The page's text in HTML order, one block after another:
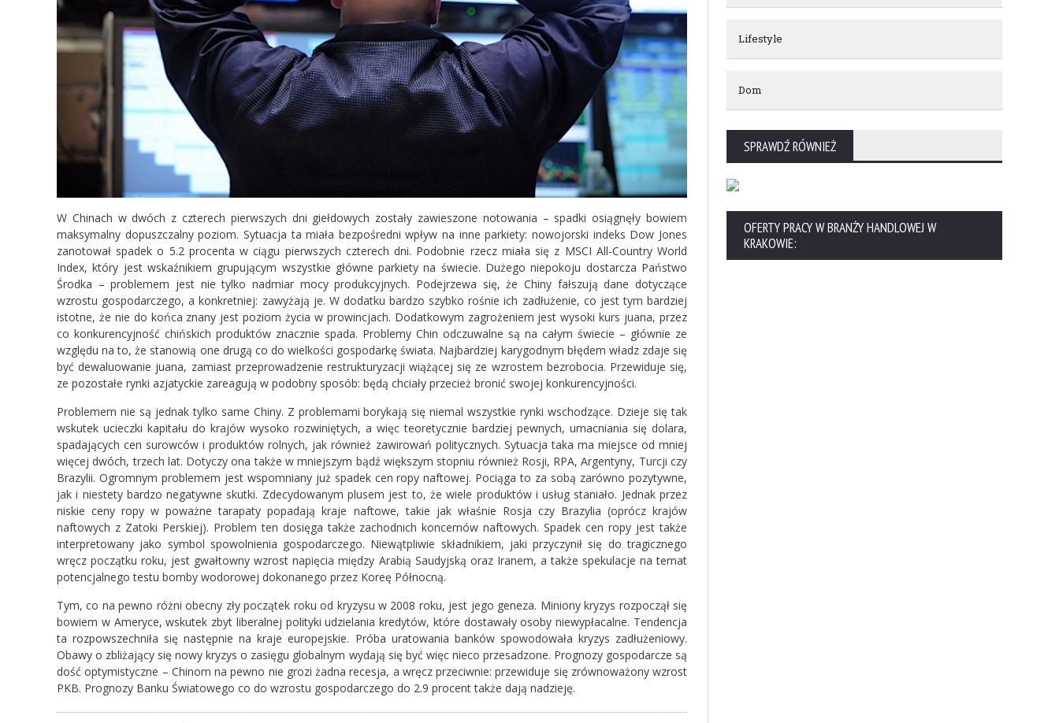
W Chinach w dwóch z czterech pierwszych dni giełdowych zostały zawieszone notowania – spadki osiągnęły bowiem
maksymalny dopuszczalny poziom. Sytuacja ta miała bezpośredni wpływ na inne parkiety: nowojorski indeks Dow Jones
zanotował spadek o 5.2 procenta w ciągu pierwszych czterech dni. Podobnie rzecz miała się z MSCI All-Country World
Index, który jest wskaźnikiem grupującym wszystkie główne parkiety na świecie. Dużego niepokoju dostarcza Państwo
Środka – problemem jest nie tylko nadmiar mocy produkcyjnych. Podejrzewa się, że Chiny fałszują dane dotyczące
wzrostu gospodarczego, a konkretniej: zawyżają je. W dodatku bardzo szybko rośnie ich zadłużenie, co jest tym bardziej
istotne, że nie do końca znany jest poziom życia w prowincjach. Dodatkowym zagrożeniem jest wysoki kurs juana, przez
co konkurencyjność chińskich produktów znacznie spada. Problemy Chin odczuwalne są na całym świecie – głównie ze
względu na to, że stanowią one drugą co do wielkości gospodarkę świata. Najbardziej karygodnym błędem władz zdaje się
być dewaluowanie juana, zamiast przeprowadzenie restrukturyzacji wiążącej się ze wzrostem bezrobocia. Przewiduje się,
ze pozostałe rynki azjatyckie zareagują w podobny sposób: będą chciały przecież bronić swojej konkurencyjności.
Problemem nie są jednak tylko same Chiny. Z problemami borykają się niemal wszystkie rynki wschodzące. Dzieje się tak
wskutek ucieczki kapitału do krajów wysoko rozwiniętych, a więc teoretycznie bardziej pewnych, umacniania się dolara,
spadających cen surowców i produktów rolnych, jak również zawirowań politycznych. Sytuacja taka ma miejsce od mniej
więcej dwóch, trzech lat. Dotyczy ona także w mniejszym bądź większym stopniu również Rosji, RPA, Argentyny, Turcji czy
Brazylii. Ogromnym problemem jest wspomniany już spadek cen ropy naftowej. Pociąga to za sobą zarówno pozytywne,
jak i niestety bardzo negatywne skutki. Zdecydowanym plusem jest to, że wiele produktów i usług staniało. Jednak przez
niskie ceny ropy w poważne tarapaty popadają kraje naftowe, takie jak właśnie Rosja czy Brazylia (oprócz krajów
naftowych z Zatoki Perskiej). Problem ten dosięga także zachodnich koncernów naftowych. Spadek cen ropy jest także
interpretowany jako symbol spowolnienia gospodarczego. Niewątpliwie składnikiem, jaki przyczynił się do tragicznego
wręcz początku roku, jest gwałtowny wzrost napięcia między Arabią Saudyjską oraz Iranem, a także spekulacje na temat
potencjalnego testu bomby wodorowej dokonanego przez Koreę Północną.
Tym, co na pewno różni obecny zły początek roku od kryzysu w 2008 roku, jest jego geneza. Miniony kryzys rozpoczął się
bowiem w Ameryce, wskutek zbyt liberalnej polityki udzielania kredytów, które dostawały osoby niewypłacalne. Tendencja
ta rozpowszechniła się następnie na kraje europejskie. Próba uratowania banków spowodowała kryzys zadłużeniowy.
Obawy o zbliżający się nowy kryzys o zasięgu globalnym wydają się być więc nieco przesadzone. Prognozy gospodarcze są
dość optymistyczne – Chinom na pewno nie grozi żadna recesja, a wręcz przeciwnie: przewiduje się zrównoważony wzrost
PKB. Prognozy Banku Światowego co do wzrostu gospodarczego do 2.9 procent także dają nadzieję.
Lifestyle
Dom
SPRAWDŹ RÓWNIEŻ
OFERTY PRACY W BRANŻY HANDLOWEJ W
KRAKOWIE: